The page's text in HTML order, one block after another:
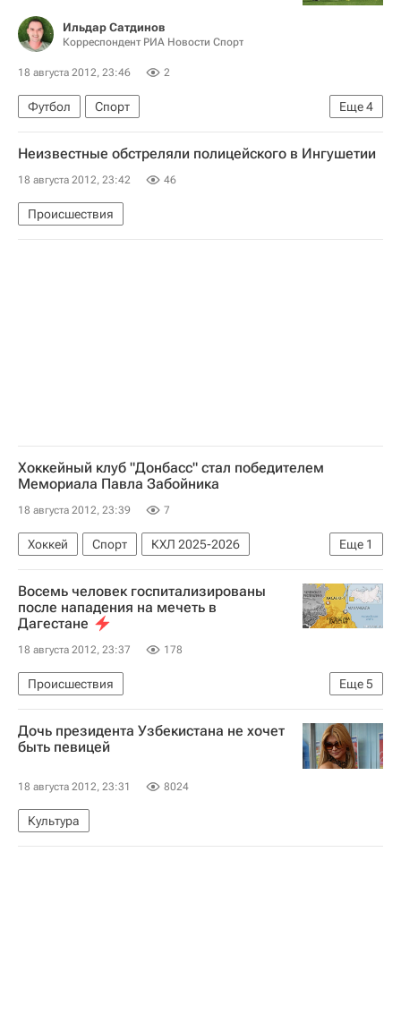
Ильдар Сатдинов
Корреспондент РИА Новости Спорт
18 августа 2012, 23:46 2
Еще4
Футбол
Спорт
РПЛ 2026-2027 (Чемпионат России по футболу)
Ростов
Краснодар Андрей Синицын
Неизвестные обстреляли полицейского в Ингушетии
18 августа 2012, 23:42 46
Происшествия
Хоккейный клуб "Донбасс" стал победителем
Мемориала Павла Забойника
18 августа 2012, 23:39 7
Еще 1
Хоккей Спорт
КХЛ 2025-2026
Донбасс ХК
Восемь человек госпитализированы
после нападения на мечеть в
Дагестане
18 августа 2012, 23:37 178
Еще5
Происшествия
Нападение на мечеть в Дагестане
Сочи 2014: Биатлон. Масс-старт, женщины
Ольга Зайцева
Дочь президента Узбекистана не хочет
быть певицей
18 августа 2012, 23:31 8024
Культура